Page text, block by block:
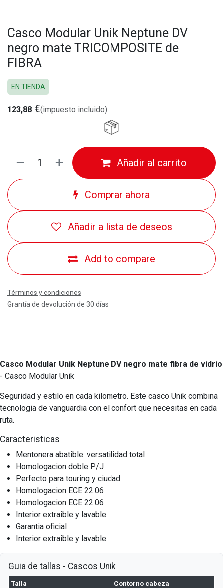
Casco Modular Unik Neptune DV
negro mate TRICOMPOSITE de
FIBRA
EN TIENDA
123,88 €(impuesto incluido)
Añadir al carrito
Comprar ahora
Add to compare
Añadir a lista de deseos
Términos y condiciones
Grantía de devolución de 30 días
Casco Modular Unik Neptune DV negro mate fibra de vidrio
- Casco Modular Unik
Seguridad y estilo en cada kilometro. Este casco Unik combina
tecnologia de vanguardia con el confort que necesitas en cada
ruta.
Caracteristicas
Mentonera abatible: versatilidad total
Homologacion doble P/J
Perfecto para touring y ciudad
Homologacion ECE 22.06
Homologacion ECE 22.06
Interior extraible y lavable
Garantia oficial
Interior extraible y lavable
Guia de tallas - Cascos Unik
Talla
Contorno cabeza